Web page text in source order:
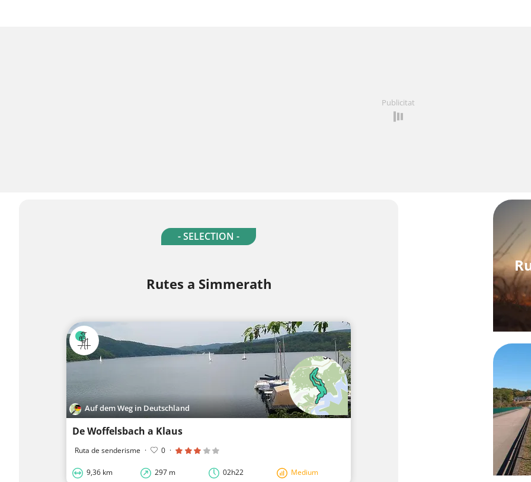
Publicitat
- SELECTION -
Rutes a Simmerath
Auf dem Weg in Deutschland
De Woffelsbach a Klaus
Ruta de senderisme · 0 ·
9,36 km 297 m 02h22 Medium